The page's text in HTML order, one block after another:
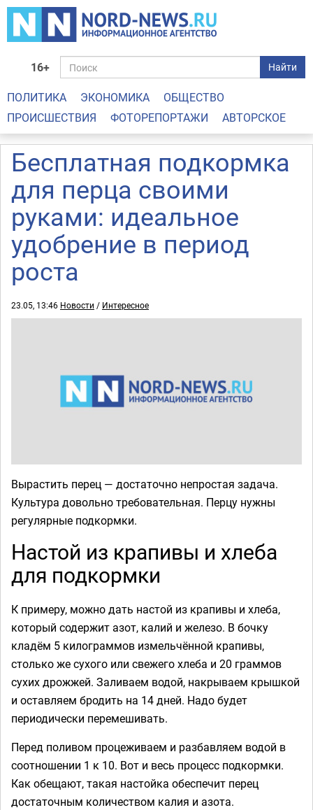
16+ Найти
ПОЛИТИКА ЭКОНОМИКА
ОБЩЕСТВО
ПРОИСШЕСТВИЯ
ФОТОРЕПОРТАЖИ АВТОРСКОЕ
Бесплатная подкормка
для перца своими
руками: идеальное
удобрение в период
роста
23.05, 13:46 Новости / Интересное
Вырастить перец — достаточно непростая задача.
Культура довольно требовательная. Перцу нужны
регулярные подкормки.
Настой из крапивы и хлеба
для подкормки
К примеру, можно дать настой из крапивы и хлеба,
который содержит азот, калий и железо. В бочку
кладём 5 килограммов измельчённой крапивы,
столько же сухого или свежего хлеба и 20 граммов
сухих дрожжей. Заливаем водой, накрываем крышкой
и оставляем бродить на 14 дней. Надо будет
периодически перемешивать.
Перед поливом процеживаем и разбавляем водой в
соотношении 1 к 10. Вот и весь процесс подкормки.
Как обещают, такая настойка обеспечит перец
достаточным количеством калия и азота.